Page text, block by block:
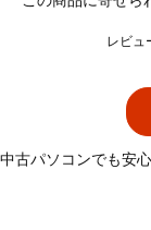
レビュ
中古パソコンでも安